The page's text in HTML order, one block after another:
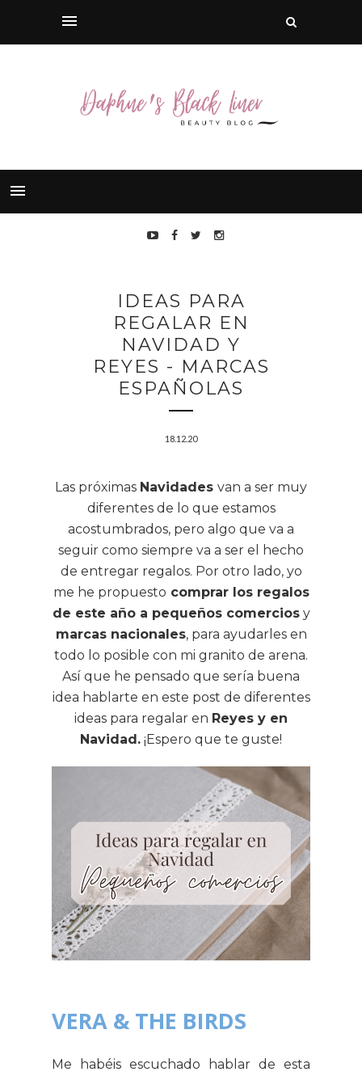
IDEAS PARA
REGALAR EN
NAVIDAD Y
REYES - MARCAS
ESPAÑOLAS
18.12.20
Las próximas Navidades van a ser muy
diferentes de lo que estamos
acostumbrados, pero algo que va a
seguir como siempre va a ser el hecho
de entregar regalos. Por otro lado, yo
me he propuesto comprar los regalos
de este año a pequeños comerciosy
marcas nacionales, para ayudarles en
todo lo posible con mi granito de arena.
Así que he pensado que sería buena
idea hablarte en este post de diferentes
ideas para regalar en Reyes y en
Navidad. ¡Espero que te guste!
VERA & THE BIRDS
Me habéis escuchado hablar de esta